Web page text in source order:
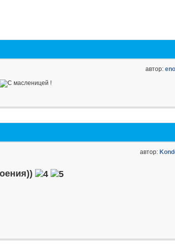
автор:
автор: